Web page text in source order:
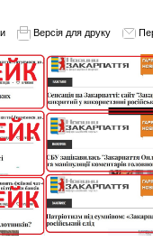
Версія для друку